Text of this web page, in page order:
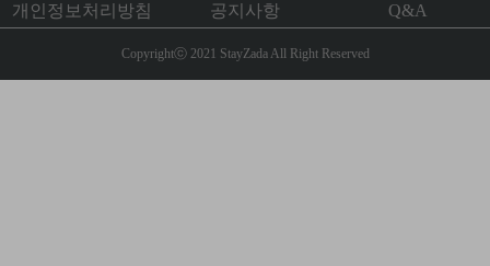
개인정보처리방침 공지사항 Q&A
Copyrightⓒ 2021 StayZada All Right Reserved